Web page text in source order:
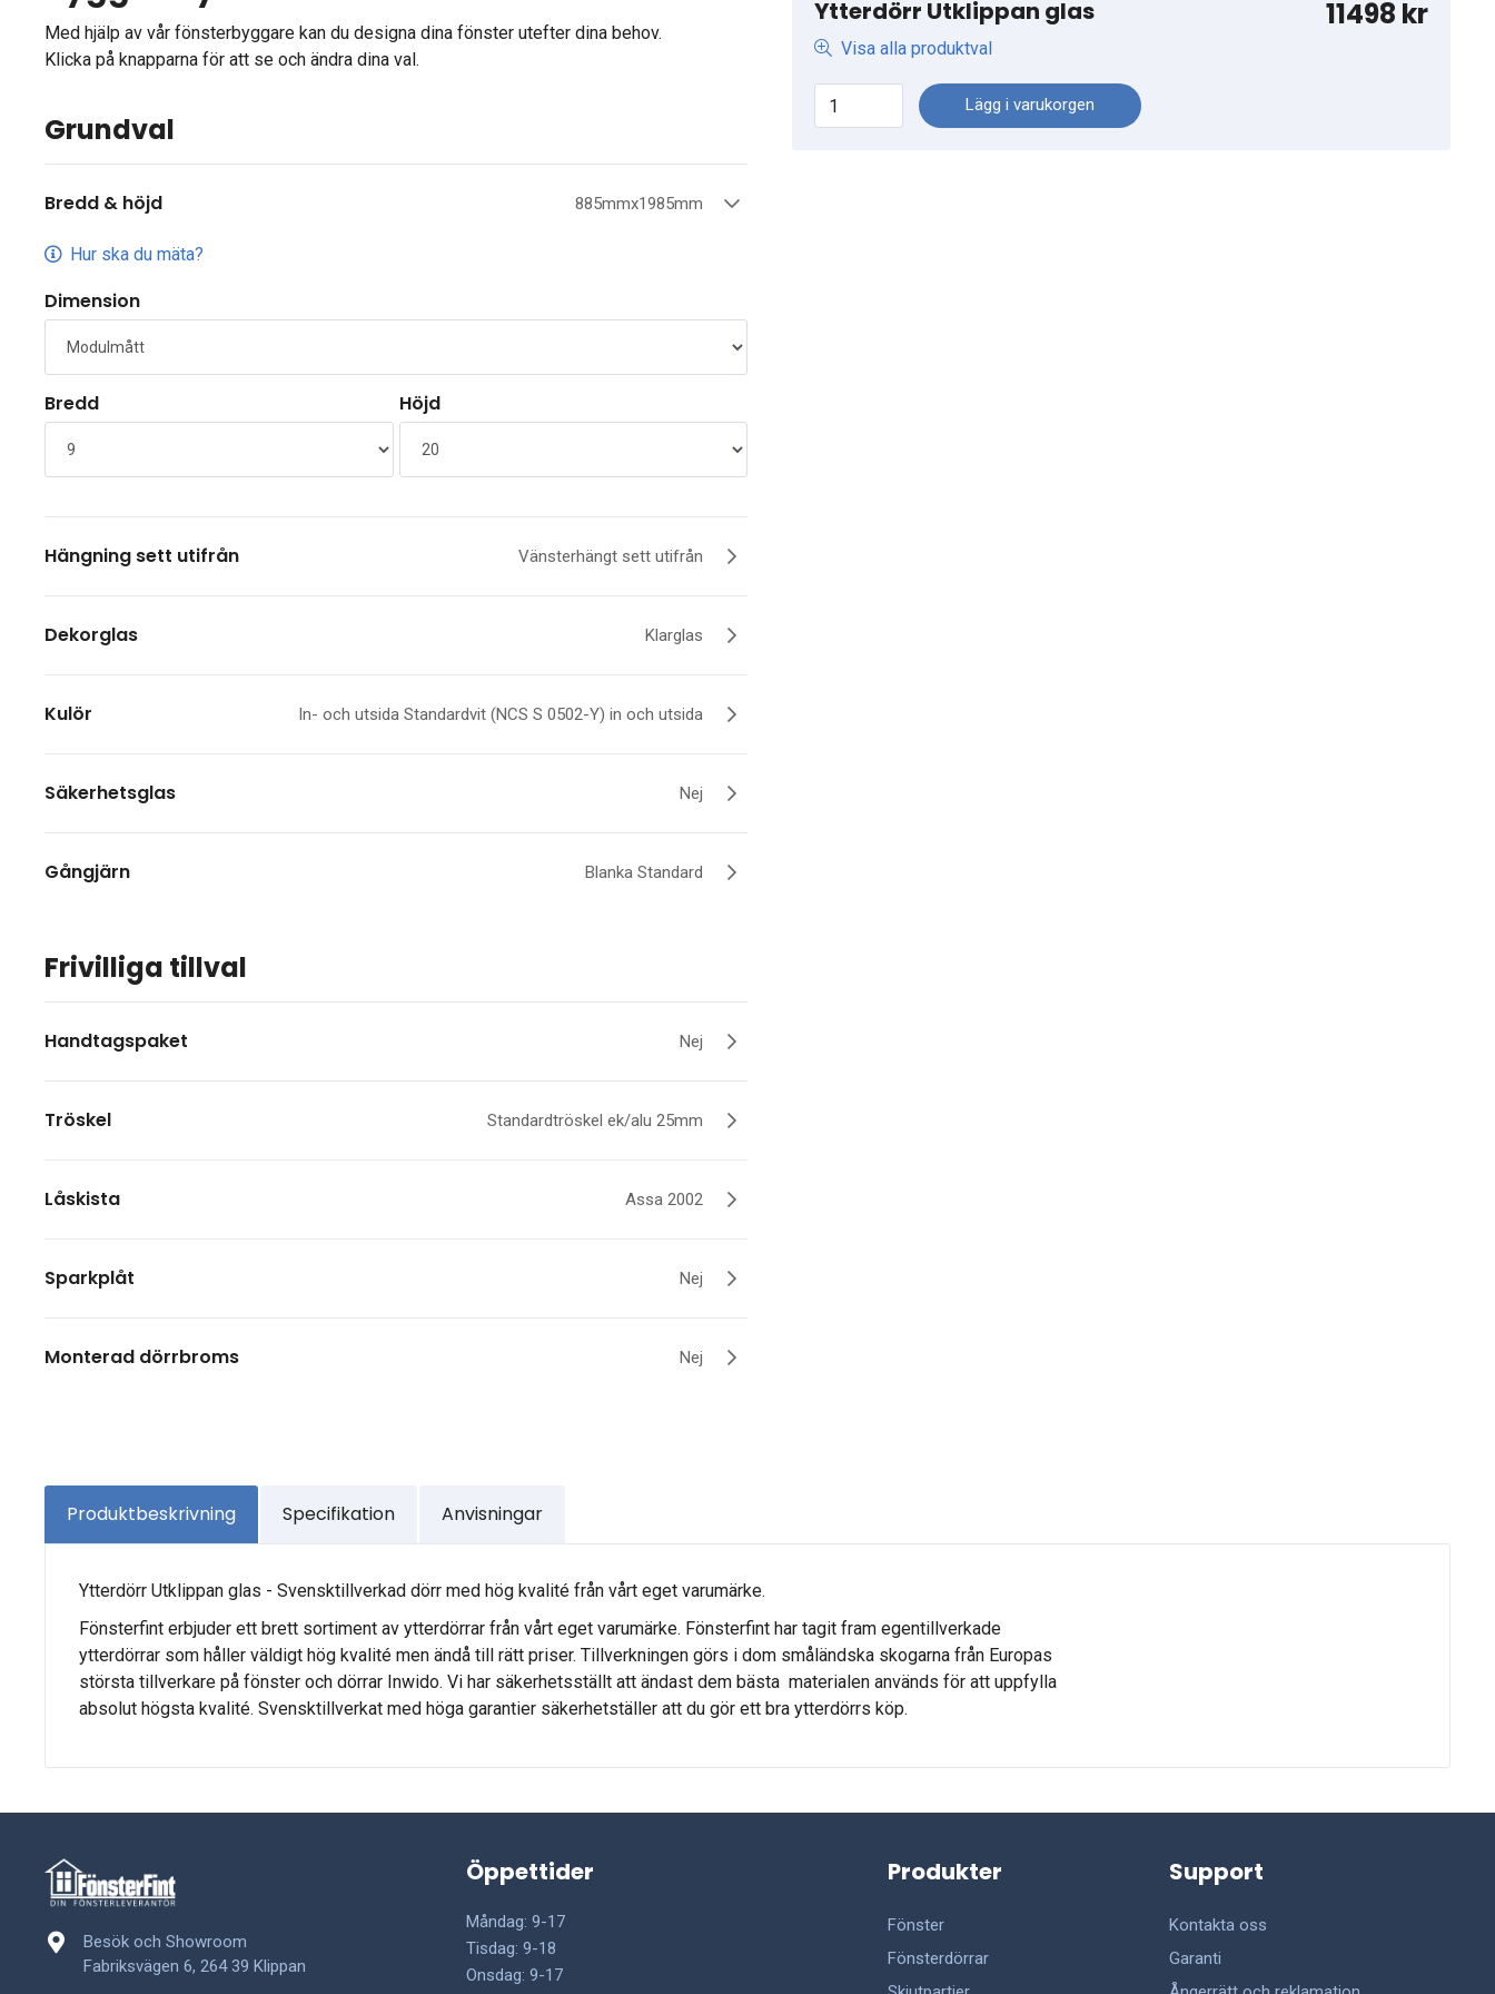
Med hjälp av vår fönsterbyggare kan du designa dina fönster utefter dina behov.
Klicka på knapparna för att se och ändra dina val.
Grundval
Bredd & höjd 885mmx1985mm
Hur ska du mäta?
Dimension
Bredd Höjd
Hängning sett utifrån Vänsterhängt sett utifrån
Dekorglas Klarglas
Kulör In- och utsida Standardvit (NCS S 0502-Y) in och utsida
Säkerhetsglas Nej
Gångjärn Blanka Standard
Frivilliga tillval
Handtagspaket Nej
Tröskel Standardtröskel ek/alu 25mm
Låskista Assa 2002
Sparkplåt Nej
Monterad dörrbroms Nej
Ytterdörr Utklippan glas
Visa alla produktval
11498 kr
Lägg i varukorgen
Produktbeskrivning Specifikation Anvisningar
Ytterdörr Utklippan glas - Svensktillverkad dörr med hög kvalité från vårt eget varumärke.
Fönsterfint erbjuder ett brett sortiment av ytterdörrar från vårt eget varumärke. Fönsterfint har tagit fram egentillverkade
ytterdörrar som håller väldigt hög kvalité men ändå till rätt priser. Tillverkningen görs i dom småländska skogarna från Europas
största tillverkare på fönster och dörrar Inwido. Vi har säkerhetsställt att ändast dem bästa materialen används för att uppfylla
absolut högsta kvalité. Svensktillverkat med höga garantier säkerhetställer att du gör ett bra ytterdörrs köp.
Besök och Showroom
Fabriksvägen 6, 264 39 Klippan
Öppettider
Måndag: 9-17
Tisdag: 9-18
Onsdag: 9-17
Produkter
Fönster
Fönsterdörrar
Support
Kontakta oss
Garanti